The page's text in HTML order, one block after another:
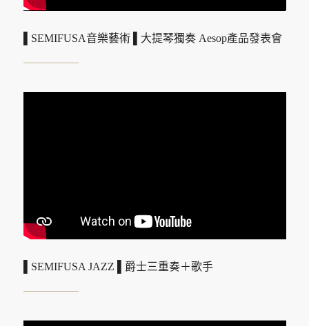
▌SEMIFUSA音樂藝術 ▌大提琴獨奏 Aesop產品發表會
▌SEMIFUSA JAZZ ▌爵士三重奏＋歌手